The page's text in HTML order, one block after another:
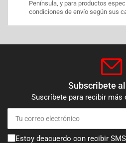
Península, y para productos
condiciones de envío según sus
Subscribete
Suscríbete para recibir más
Tu
correo
electrónico
Estoy deacuerdo con recibir